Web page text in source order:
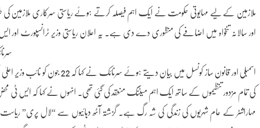
ملازمین کے لیے مہایوتی حکومت نے ایک اہم فیصلہ کرتے ہوئے ریاستی سرکاری ملازمین کی طرز
اور سالانہ تنخواہ میں اضافے کی منظوری دے دی ہے۔ یہ اعلان ریاستی وزیر ٹرانسپورٹ اور
اسمبلی اور قانون ساز کونسل میں بیان دیتے
کی تمام مزدور تنظیموں کے ساتھ ایک اہم میٹنگ منعقد کی گئی تھی۔ انہوں نے کہا کہ ایس ٹی
مہاراشٹر کے عام شہریوں کی زندگی کی شہ رگ ہے۔ گزشتہ آٹھ دہائیوں سے “لال پری”